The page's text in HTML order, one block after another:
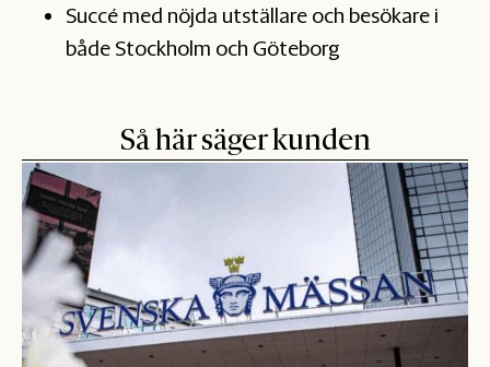
Succé med nöjda utställare och besökare i
både Stockholm och Göteborg
Så här säger kunden